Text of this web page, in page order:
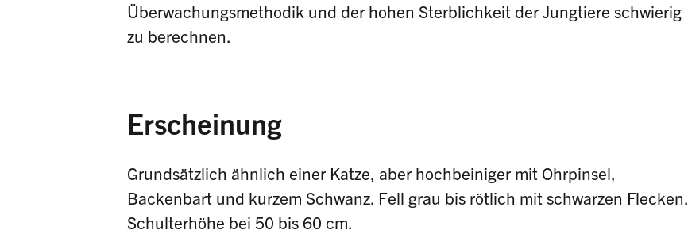
Überwachungsmethodik und der hohen Sterblichkeit der Jungtiere schwierig
zu berechnen.
Erscheinung
Grundsätzlich ähnlich einer Katze, aber hochbeiniger mit Ohrpinsel,
Backenbart und kurzem Schwanz. Fell grau bis rötlich mit schwarzen Flecken.
Schulterhöhe bei 50 bis 60 cm.